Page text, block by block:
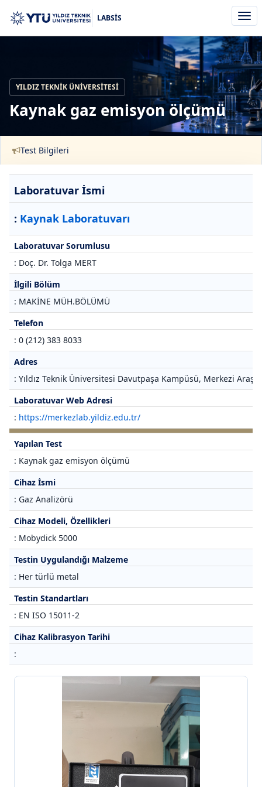
aç/
LABSİS
YILDIZ TEKNIK ÜNIVERSITESI
Kaynak gaz emisyon ölçümü
Test Bilgileri
Laboratuvar İsmi
: Kaynak Laboratuvarı
Laboratuvar Sorumlusu
: Doç. Dr. Tolga MERT
İlgili Bölüm
: MAKİNE MÜH.BÖLÜMÜ
Telefon
: 0 (212) 383 8033
Adres
: Yıldız Teknik Üniversitesi Davutpaşa Kampüsü, Merkezi
Laboratuvar Web Adresi
: https://merkezlab.yildiz.edu.tr/
Yapılan Test
: Kaynak gaz emisyon ölçümü
Cihaz İsmi
: Gaz Analizörü
Cihaz Modeli, Özellikleri
: Mobydick 5000
Testin Uygulandığı Malzeme
: Her türlü metal
Testin Standartları
: EN ISO 15011-2
Cihaz Kalibrasyon Tarihi
: